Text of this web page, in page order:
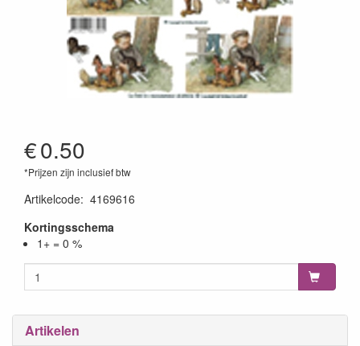
€0.50
*Prijzen zijn inclusief btw
Artikelcode: 4169616
Kortingsschema
1+ = 0 %
Artikelen